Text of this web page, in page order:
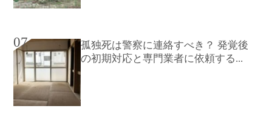
07
孤独死は警察に連絡すべき？ 発覚後
の初期対応と専門業者に依頼する...